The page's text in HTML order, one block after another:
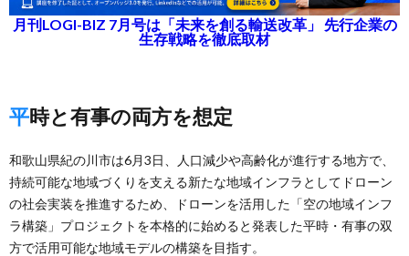
月刊LOGI-BIZ 7月号は「未来を創る輸送改革」 先行企業の
生存戦略を徹底取材
平時と有事の両方を想定
和歌山県紀の川市は6月3日、人口減少や高齢化が進行する地方で、
持続可能な地域づくりを支える新たな地域インフラとしてドローン
の社会実装を推進するため、ドローンを活用した「空の地域インフ
ラ構築」プロジェクトを本格的に始めると発表した平時・有事の双
方で活用可能な地域モデルの構築を目指す。